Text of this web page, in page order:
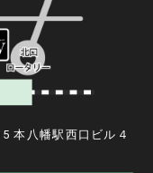
本八幡駅西口ビル４